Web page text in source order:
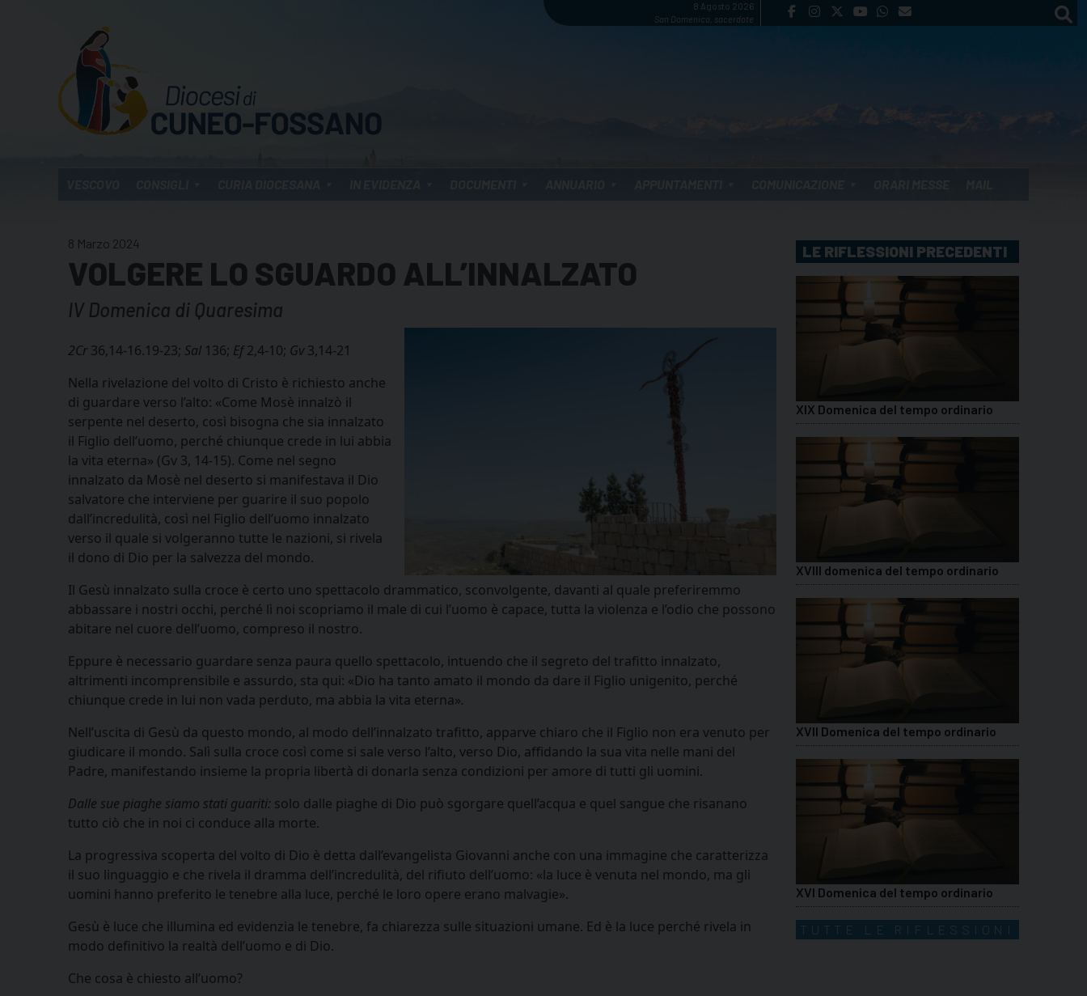
8 Agosto 2026
San Domenico, sacerdote
8 Marzo 2024
VOLGERE LO SGUARDO ALL’INNALZATO
IV Domenica di Quaresima
2Cr36,14-16.19-23; Sal 136; Ef2,4-10; Gv3,14-21
Nella rivelazione del volto di Cristo è richiesto anche
di guardare verso l’alto: «Come Mosè innalzò il
serpente nel deserto, così bisogna che sia innalzato
il Figlio dell’uomo, perché chiunque crede in lui abbia
la vita eterna» (Gv 3, 14-15). Come nel segno
innalzato da Mosè nel deserto si manifestava il Dio
salvatore che interviene per guarire il suo popolo
dall’incredulità, così nel Figlio dell’uomo innalzato
verso il quale si volgeranno tutte le nazioni, si rivela
il dono di Dio per la salvezza del mondo.
Il Gesù innalzato sulla croce è certo uno spettacolo drammatico, sconvolgente, davanti al quale preferiremmo
abbassare i nostri occhi, perché lì noi scopriamo il male di cui l’uomo è capace, tutta la violenza e l’odio che possono
abitare nel cuore dell’uomo, compreso il nostro.
Eppure è necessario guardare senza paura quello spettacolo, intuendo che il segreto del trafitto innalzato,
altrimenti incomprensibile e assurdo, sta qui: «Dio ha tanto amato il mondo da dare il Figlio unigenito, perché
chiunque crede in lui non vada perduto, ma abbia la vita eterna».
Nell’uscita di Gesù da questo mondo, al modo dell’innalzato trafitto, apparve chiaro che il Figlio non era venuto per
giudicare il mondo. Salì sulla croce così come si sale verso l’alto, verso Dio, affidando la sua vita nelle mani del
Padre, manifestando insieme la propria libertà di donarla senza condizioni per amore di tutti gli uomini.
Dalle sue piaghe siamo stati guariti: solo dalle piaghe di Dio può sgorgare quell’acqua e quel sangue che risanano
tutto ciò che in noi ci conduce alla morte.
La progressiva scoperta del volto di Dio è detta dall’evangelista Giovanni anche con una immagine che caratterizza
il suo linguaggio e che rivela il dramma dell’incredulità, del rifiuto dell’uomo: «la luce è venuta nel mondo, ma gli
uomini hanno preferito le tenebre alla luce, perché le loro opere erano malvagie».
Gesù è luce che illumina ed evidenzia le tenebre, fa chiarezza sulle situazioni umane. Ed è la luce perché rivela in
modo definitivo la realtà dell’uomo e di Dio.
Che cosa è chiesto all’uomo?
LE RIFLESSIONI PRECEDENTI
XIX Domenica del tempo ordinario
XVIII domenica del tempo ordinario
XVII Domenica del tempo ordinario
XVI Domenica del tempo ordinario
TUTTE LE RIFLESSIONI